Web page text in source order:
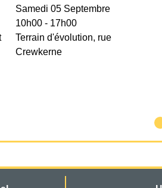
Samedi 05 Septembre
10h00 - 17h00
Terrain d'évolution, rue
Crewkerne